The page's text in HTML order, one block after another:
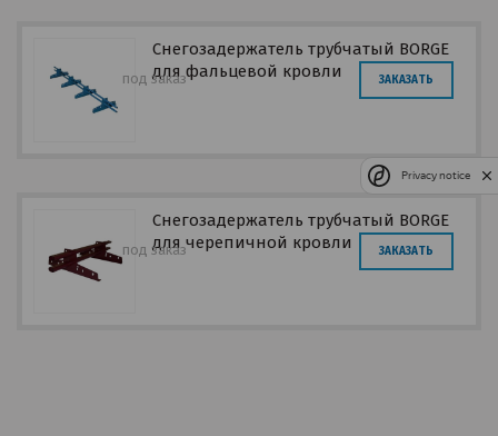
Снегозадержатель трубчатый BORGE
для фальцевой кровли
под заказ ЗАКАЗАТЬ
Снегозадержатель трубчатый BORGE
для черепичной кровли
под заказ ЗАКАЗАТЬ
Privacy notice